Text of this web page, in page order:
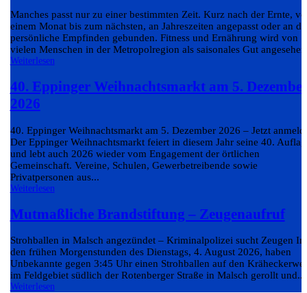
Manches passt nur zu einer bestimmten Zeit. Kurz nach der Ernte,
einem Monat bis zum nächsten, an Jahreszeiten angepasst oder an
persönliche Empfinden gebunden. Fitness und Ernährung wird von
vielen Menschen in der Metropolregion als saisonales Gut
Weiterlesen
40. Eppinger Weihnachtsmarkt am 5.
2026
40. Eppinger Weihnachtsmarkt am 5. Dezember 2026 – Jetzt
Der Eppinger Weihnachtsmarkt feiert in diesem Jahr seine 40.
und lebt auch 2026 wieder vom Engagement der örtlichen
Gemeinschaft. Vereine, Schulen, Gewerbetreibende sowie
Privatpersonen aus...
Weiterlesen
Mutmaßliche Brandstiftung – Zeugenaufruf
Strohballen in Malsch angezündet – Kriminalpolizei sucht Zeugen In
den frühen Morgenstunden des Dienstags, 4. August 2026, haben
Unbekannte gegen 3:45 Uhr einen Strohballen auf den
im Feldgebiet südlich der Rotenberger Straße in Malsch gerollt und...
Weiterlesen